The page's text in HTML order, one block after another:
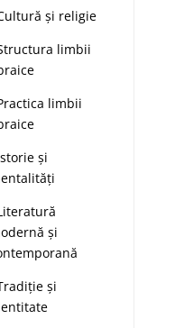
și religie
limbii
limbii
și
și
și